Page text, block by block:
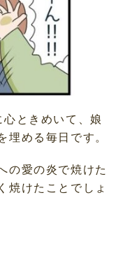
ときめいて、娘
埋める毎日です。
の愛の炎で焼けた
焼けたことでしょ